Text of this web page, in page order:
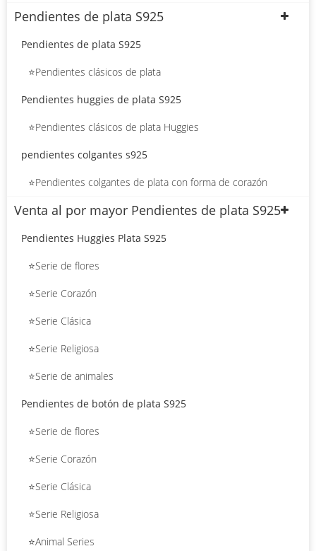
Pendientes de plata S925
Pendientes de plata S925
⭐Pendientes clásicos de plata
Pendientes huggies de plata S925
⭐Pendientes clásicos de plata Huggies
pendientes colgantes s925
⭐Pendientes colgantes de plata con forma de corazón
Venta al por mayor Pendientes de plata S925
Pendientes Huggies Plata S925
⭐Serie de flores
⭐Serie Corazón
⭐Serie Clásica
⭐Serie Religiosa
⭐Serie de animales
Pendientes de botón de plata S925
⭐Serie de flores
⭐Serie Corazón
⭐Serie Clásica
⭐Serie Religiosa
⭐Animal Series